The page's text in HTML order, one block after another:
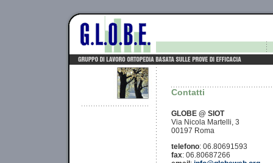
Contatti
GLOBE @ SIOT
Via Nicola Martelli, 3
00197 Roma
telefono: 06.80691593
fax: 06.80687266